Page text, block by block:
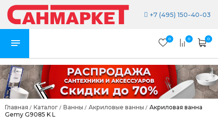
+7 (495) 150-40-03
0 0 0
Главная / Каталог / Ванны / Акриловые ванны / Акриловая ванна
Gemy G9085 K L